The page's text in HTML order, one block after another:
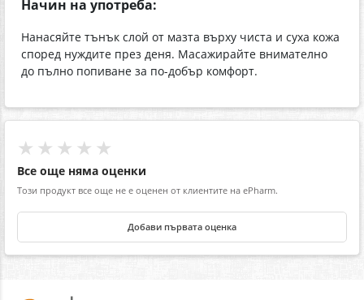
Начин на употреба:
Нанасяйте тънък слой от мазта върху чиста и суха кожа
според нуждите през деня. Масажирайте внимателно
до пълно попиване за по-добър комфорт.
★★★★★
Все още няма оценки
Този продукт все още не е оценен от клиентите на ePharm.
Добави първата оценка